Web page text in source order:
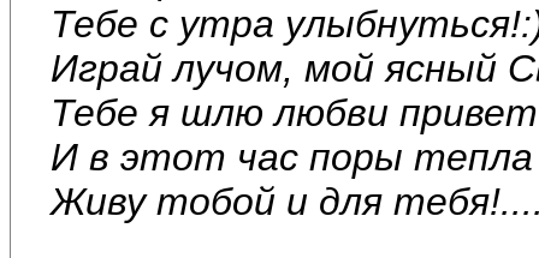
Тебе с утра
Играй лучом, мой ясный
Тебе я шлю любви
И в этот час поры тепла
Живу тобой и для